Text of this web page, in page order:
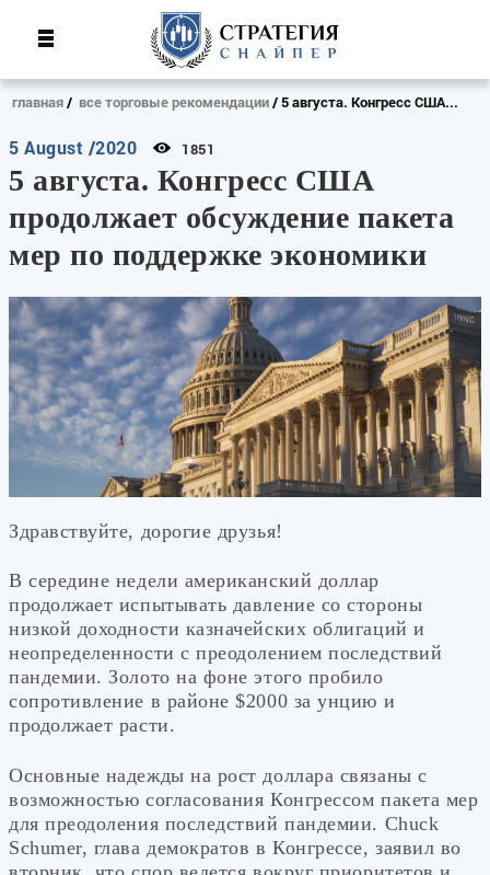
главная все торговые рекомендации 5 августа. Конгресс США...
5 August /2020 1851
5 августа. Конгресс США
продолжает обсуждение пакета
мер по поддержке экономики
Здравствуйте, дорогие друзья!
В середине недели американский доллар
продолжает испытывать давление со стороны
низкой доходности казначейских облигаций и
неопределенности с преодолением последствий
пандемии. Золото на фоне этого пробило
сопротивление в районе $2000 за унцию и
продолжает расти.
Основные надежды на рост доллара связаны с
возможностью согласования Конгрессом пакета мер
для преодоления последствий пандемии. Chuck
Schumer, глава демократов в Конгрессе, заявил во